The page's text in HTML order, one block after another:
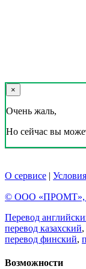
×
Очень жаль,
Но сейчас вы
О сервисе |
© ООО «ПРОМТ»,
Перевод
перевод казахский,
перевод финский,
Возможности